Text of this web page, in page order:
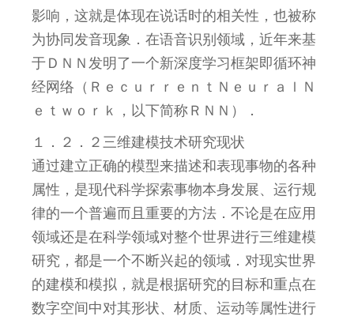
影响，这就是体现在说话时的相关性，也被称
为协同发音现象．在语音识别领域，近年来基
于ＤＮＮ发明了一个新深度学习框架即循环神
经网络（ＲｅｃｕｒｒｅｎｔＮｅｕｒａｌＮ
ｅｔｗｏｒｋ，以下简称ＲＮＮ）．
１．２．２三维建模技术研究现状
通过建立正确的模型来描述和表现事物的各种
属性，是现代科学探索事物本身发展、运行规
律的一个普遍而且重要的方法．不论是在应用
领域还是在科学领域对整个世界进行三维建模
研究，都是一个不断兴起的领域．对现实世界
的建模和模拟，就是根据研究的目标和重点在
数字空间中对其形状、材质、运动等属性进行